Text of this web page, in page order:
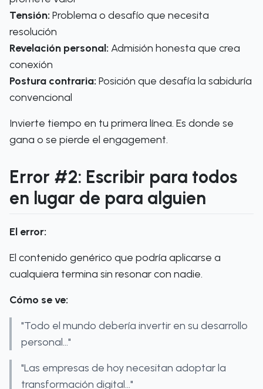
Tensión: Problema o desafío que necesita
resolución
Revelación personal: Admisión honesta que crea
conexión
Postura contraria: Posición que desafía la sabiduría
convencional
Invierte tiempo en tu primera línea. Es donde se
gana o se pierde el engagement.
Error #2: Escribir para todos
en lugar de para alguien
El error:
El contenido genérico que podría aplicarse a
cualquiera termina sin resonar con nadie.
Cómo se ve:
"Todo el mundo debería invertir en su desarrollo
personal..."
"Las empresas de hoy necesitan adoptar la
transformación digital..."